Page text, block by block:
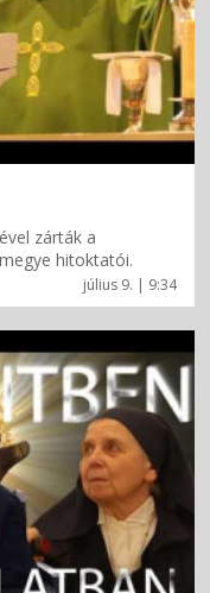
július 9. | 9:34
zárták a
hitoktatói.